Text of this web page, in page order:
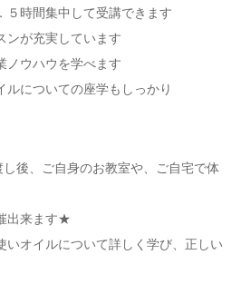
５時間集中して受講できます
ンが充実しています
ノウハウを学べます
ルについての座学もしっかり
後、ご自身のお教室や、ご自宅で体
出来ます★
いオイルについて詳しく学び、正しい